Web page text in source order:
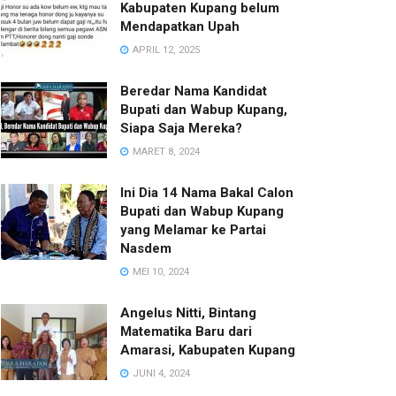
Kabupaten Kupang belum
Mendapatkan Upah
APRIL 12, 2025
Beredar Nama Kandidat
Bupati dan Wabup Kupang,
Siapa Saja Mereka?
MARET 8, 2024
Ini Dia 14 Nama Bakal Calon
Bupati dan Wabup Kupang
yang Melamar ke Partai
Nasdem
MEI 10, 2024
Angelus Nitti, Bintang
Matematika Baru dari
Amarasi, Kabupaten Kupang
JUNI 4, 2024